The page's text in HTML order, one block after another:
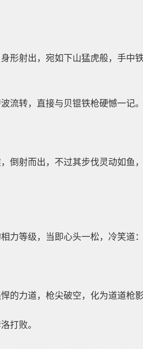
形射出，宛如下山猛虎般，手中
流转，直接与贝锟铁枪硬憾一记。
倒射而出，不过其步伐灵动如鱼
力等级，当即心头一松，冷笑道
的力道，枪尖破空，化为道道枪
打败。